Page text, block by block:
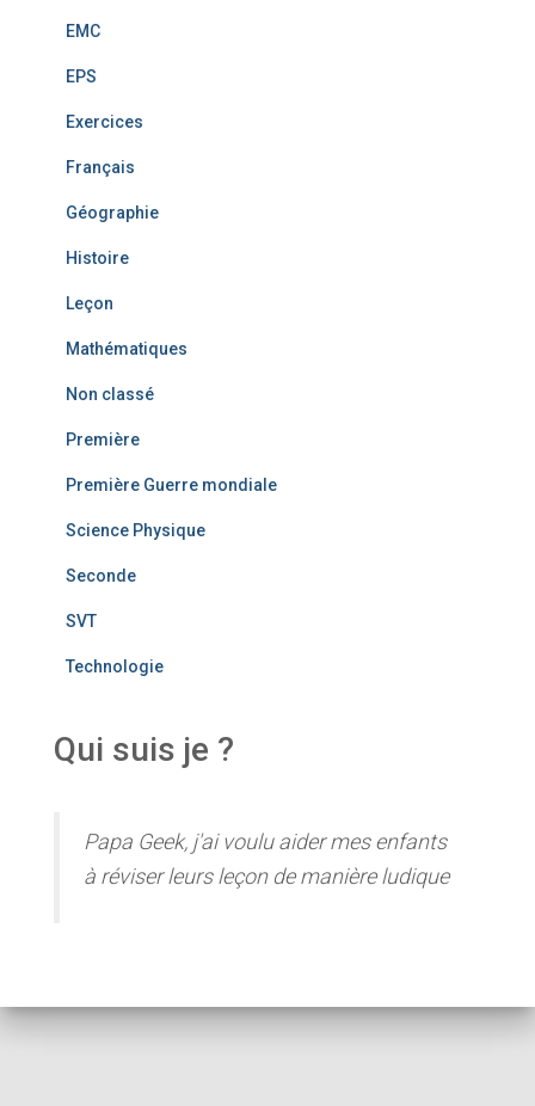
EMC
EPS
Exercices
Français
Géographie
Histoire
Leçon
Mathématiques
Non classé
Première
Première Guerre mondiale
Science Physique
Seconde
SVT
Technologie
Qui suis je ?
Papa Geek, j'ai voulu aider mes enfants
à réviser leurs leçon de manière ludique